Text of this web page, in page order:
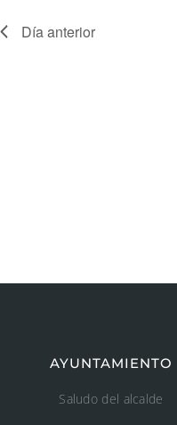
Día anterior
AYUNTAMIENTO
Saludo del alcalde